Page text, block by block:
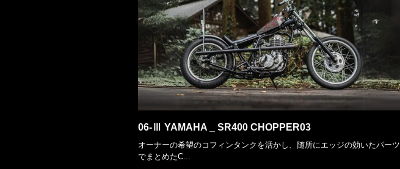
06-Ⅲ YAMAHA _ SR400 CHOPPER03
オーナーの希望のコフィンタンクを活かし、随所にエッジの効いたパーツ
でまとめたC...